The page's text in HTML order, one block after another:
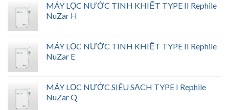
MÁY LỌC NƯỚC TINH KHIẾT TYPE II Rephile
NuZar H
MÁY LỌC NƯỚC TINH KHIẾT TYPE II Rephile
NuZar E
MÁY LỌC NƯỚC SIÊU SẠCH TYPE I Rephile
NuZar Q